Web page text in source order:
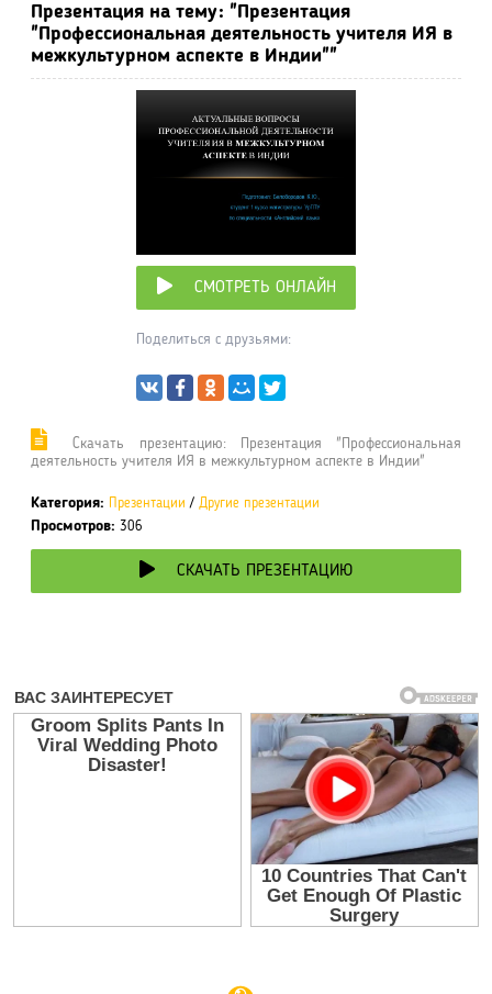
Презентация на тему: "Презентация
"Профессиональная деятельность учителя ИЯ в
межкультурном аспекте в Индии""
СМОТРЕТЬ ОНЛАЙН
Поделиться с друзьями:
Cкачать презентацию: Презентация "Профессиональная
деятельность учителя ИЯ в межкультурном аспекте в Индии"
Категория: Презентации / Другие презентации
Просмотров: 306
СКАЧАТЬ ПРЕЗЕНТАЦИЮ